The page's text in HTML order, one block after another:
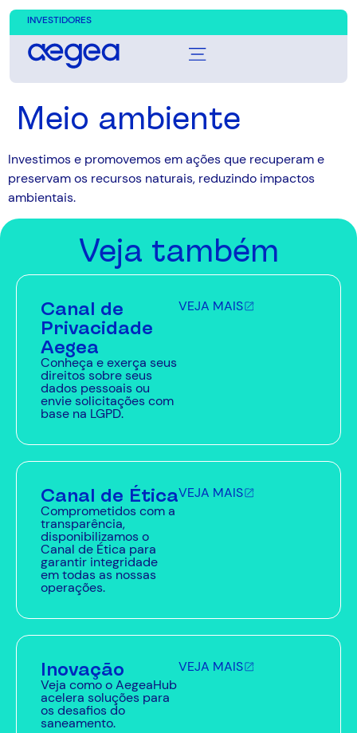
INVESTIDORES
Meio ambiente
Investimos e promovemos em ações que recuperam e
preservam os recursos naturais, reduzindo impactos
ambientais.
Veja também
Canal de
Privacidade
Aegea
Conheça e exerça seus
direitos sobre seus
dados pessoais ou
envie solicitações com
base na LGPD.
VEJA MAIS
Canal de Ética
Comprometidos com a
transparência,
disponibilizamos o
Canal de Ética para
garantir integridade
em todas as nossas
operações.
VEJA MAIS
Inovação
Veja como o AegeaHub
acelera soluções para
os desafios do
saneamento.
VEJA MAIS